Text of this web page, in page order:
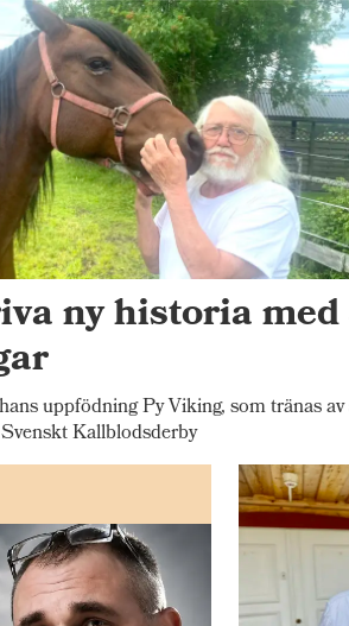
ny historia
uppfödning Py Viking, som tränas
Kallblodsderby